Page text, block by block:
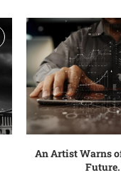
An Artist Warns
Future.